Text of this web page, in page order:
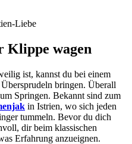
Liebe
Klippe wagen
ist, kannst du bei einem
bringen. Überall
Springen. Bekannt sind zum
in Istrien, wo sich jeden
tummeln. Bevor du dich
dir beim klassischen
Erfahrung anzueignen.